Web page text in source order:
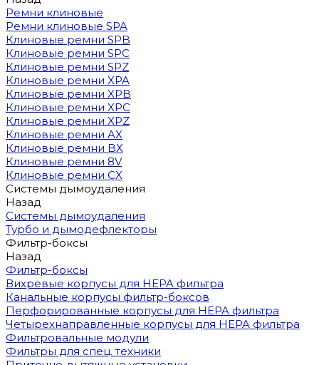
Ремни клиновые
Ремни клиновые SPA
Клиновые ремни SPB
Клиновые ремни SPC
Клиновые ремни SPZ
Клиновые ремни XPA
Клиновые ремни XPB
Клиновые ремни XPC
Клиновые ремни XPZ
Клиновые ремни AX
Клиновые ремни BX
Клиновые ремни 8V
Клиновые ремни CX
Системы дымоудаления
Назад
Системы дымоудаления
Турбо и дымодефлекторы
Фильтр-боксы
Назад
Фильтр-боксы
Вихревые корпусы для HEPA фильтра
Канальные корпусы фильтр-боксов
Перфорированные корпусы для HEPA фильтра
Четырехнаправленные корпусы для HEPA фильтра
Фильтровальные модули
Фильтры для спец. техники